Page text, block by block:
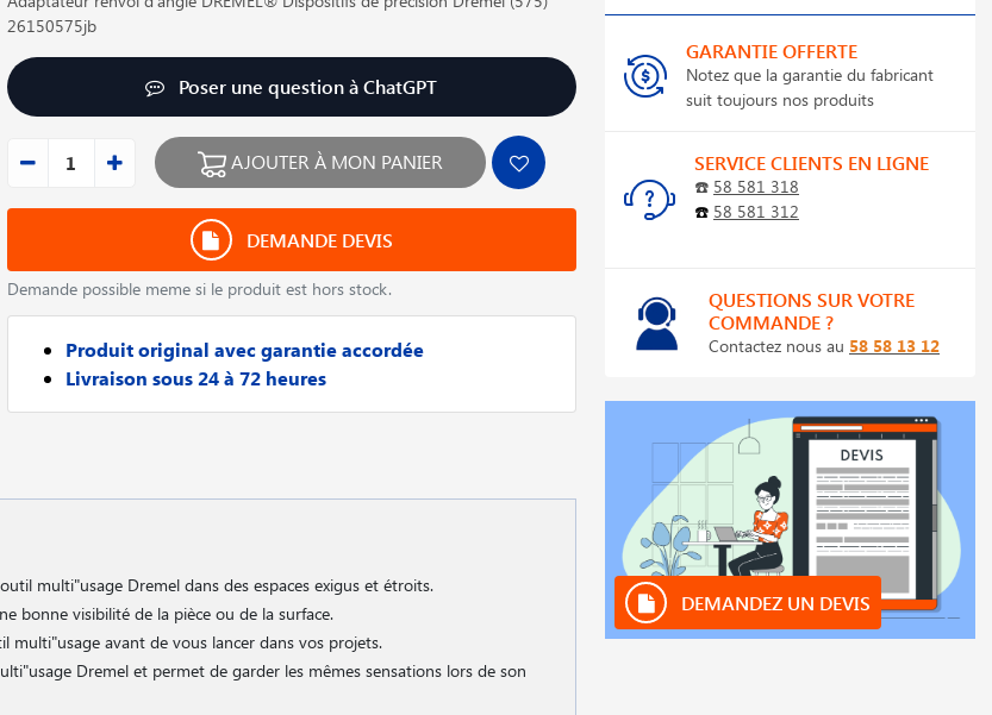
26150575jb
Poser une question à ChatGPT
AJOUTER À MON PANIER
DEMANDE DEVIS
Demande possible meme si le produit est hors stock.
Produit original avec garantie accordée
Livraison sous 24 à 72 heures
multi"usage Dremel dans des espaces exigus et étroits.
bonne visibilité de la pièce ou de la surface.
multi"usage avant de vous lancer dans vos projets.
Dremel et permet de garder les mêmes sensations lors de son
GARANTIE OFFERTE
Notez que la garantie du fabricant
suit toujours nos produits
SERVICE CLIENTS EN LIGNE
☎️ 58 581 318
☎️ 58 581 312
QUESTIONS SUR VOTRE
COMMANDE ?
Contactez nous au 58 58 13 12
DEMANDEZ UN DEVIS